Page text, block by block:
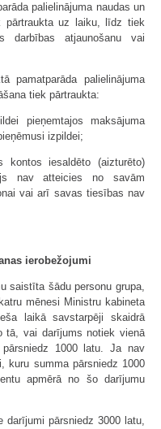
palielinājuma naudas un
pārtraukta uz laiku, līdz tiek
darbības atjaunošanu vai
pamatparāda palielinājuma
tiek pārtraukta:
pieņemtajos maksājuma
izpildei;
iesaldēto (aizturēto)
nav atteicies no savām
vai arī savas tiesības nav
ierobežojumi
saistīta šādu personu grupa,
mēnesi Ministru kabineta
laikā savstarpēji skaidrā
tā, vai darījums notiek vienā
1000 latu. Ja nav
kuru summa pārsniedz 1000
apmērā no šo darījumu
darījumi pārsniedz 3000 latu,